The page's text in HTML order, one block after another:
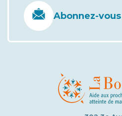
Abonnez-